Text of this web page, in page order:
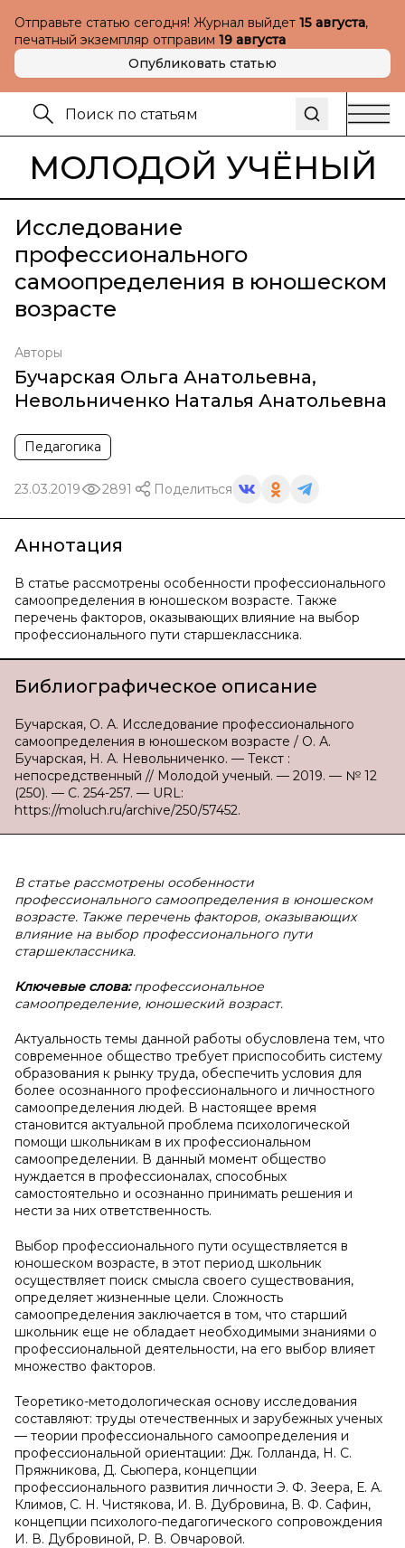
Отправьте статью сегодня! Журнал выйдет 15 августа,
печатный экземпляр отправим 19 августа
Опубликовать статью
МОЛОДОЙ УЧЁНЫЙ
Исследование
профессионального
самоопределения в юношеском
возрасте
Авторы
Бучарская Ольга Анатольевна,
Невольниченко Наталья Анатольевна
Педагогика
23.03.2019 2891 Поделиться
Аннотация
В статье рассмотрены особенности профессионального
самоопределения в юношеском возрасте. Также
перечень факторов, оказывающих влияние на выбор
профессионального пути старшеклассника.
Библиографическое описание
Бучарская, О. А. Исследование профессионального
самоопределения в юношеском возрасте / О. А.
Бучарская, Н. А. Невольниченко. — Текст :
непосредственный // Молодой ученый. — 2019. — № 12
(250). — С. 254-257. — URL:
https://moluch.ru/archive/250/57452.
В статье рассмотрены особенности
профессионального самоопределения в юношеском
возрасте. Также перечень факторов, оказывающих
влияние на выбор профессионального пути
старшеклассника.
Ключевые слова:профессиональное
самоопределение, юношеский возраст.
Актуальность темы данной работы обусловлена тем, что
современное общество требует приспособить систему
образования к рынку труда, обеспечить условия для
более осознанного профессионального и личностного
самоопределения людей. В настоящее время
становится актуальной проблема психологической
помощи школьникам в их профессиональном
самоопределении. В данный момент общество
нуждается в профессионалах, способных
самостоятельно и осознанно принимать решения и
нести за них ответственность.
Выбор профессионального пути осуществляется в
юношеском возрасте, в этот период школьник
осуществляет поиск смысла своего существования,
определяет жизненные цели. Сложность
самоопределения заключается в том, что старший
школьник еще не обладает необходимыми знаниями о
профессиональной деятельности, на его выбор влияет
множество факторов.
Теоретико-методологическая основу исследования
составляют: труды отечественных и зарубежных ученых
— теории профессионального самоопределения и
профессиональной ориентации: Дж. Голланда, Н. С.
Пряжникова, Д. Сьюпера, концепции
профессионального развития личности Э. Ф. Зеера, Е. А.
Климов, С. Н. Чистякова, И. В. Дубровина, В. Ф. Сафин,
концепции психолого-педагогического сопровождения
И. В. Дубровиной, Р. В. Овчаровой.